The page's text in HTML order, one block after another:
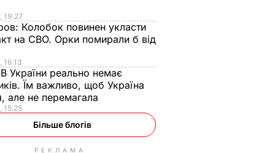
19.27
Колобок повинен укласти
на СВО. Орки помирали б від
16.13
В України реально немає
Їм важливо, щоб Україна
але не перемагала
15.25
Більше блогів
РЕКЛАМА